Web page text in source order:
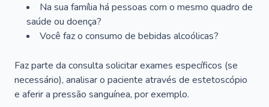
Na sua família há pessoas com o mesmo quadro de
saúde ou doença?
Você faz o consumo de bebidas alcoólicas?
Faz parte da consulta solicitar exames específicos (se
necessário), analisar o paciente através de estetoscópio
e aferir a pressão sanguínea, por exemplo.